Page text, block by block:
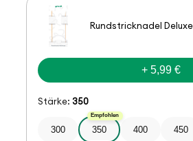
Rundstricknadel
+ 5,99 €
Stärke: 350
300 350
Empfohlen
400 450